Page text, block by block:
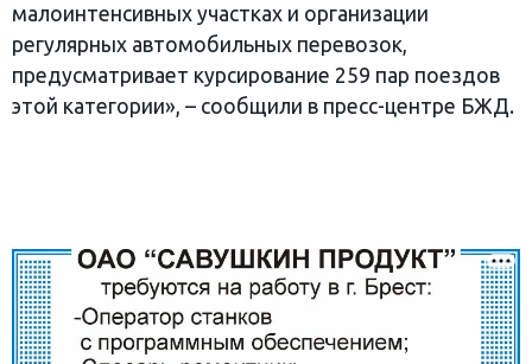
малоинтенсивных участках и организации
регулярных автомобильных перевозок,
предусматривает курсирование 259 пар поездов
этой категории», – сообщили в пресс-центре БЖД.